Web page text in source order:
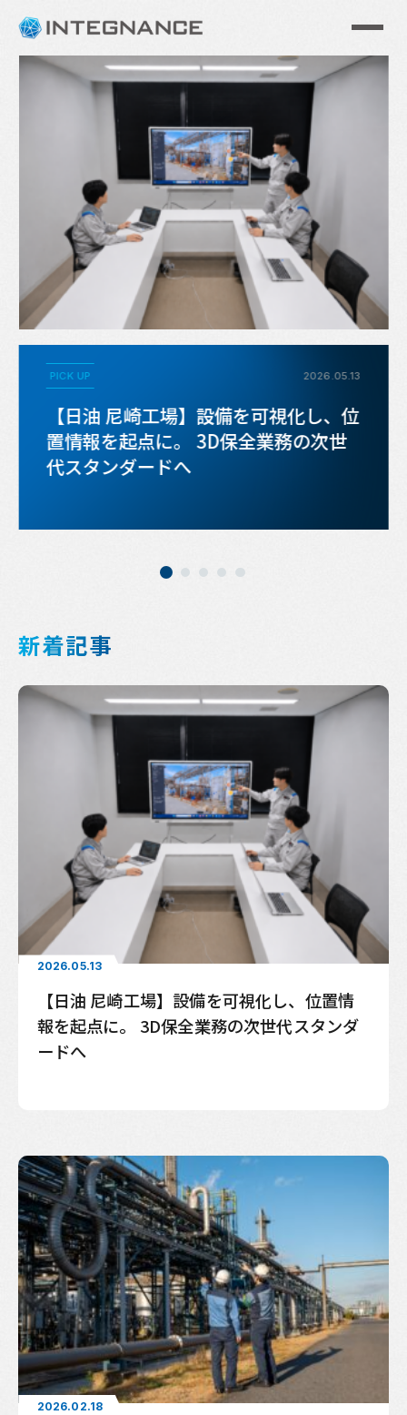
PICK UP 2026.05.13
【日油 尼崎工場】設備を可視化し、位
置情報を起点に。 3D保全業務の次世
代スタンダードへ
新着記事
2026.05.13
【日油 尼崎工場】設備を可視化し、位置情
報を起点に。 3D保全業務の次世代スタンダ
ードへ
2026.02.18